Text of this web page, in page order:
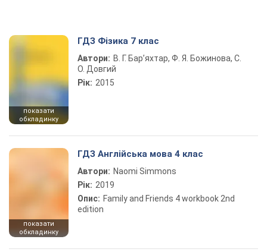
показати
обкладинку
ГДЗ Фізика 7 клас
Автори: В. Г. Бар’яхтар, Ф. Я. Божинова, С.
О. Довгий
Рік: 2015
показати
обкладинку
ГДЗ Англійська мова 4 клас
Автори: Naomi Simmons
Рік: 2019
Опис: Family and Friends 4 workbook 2nd
edition